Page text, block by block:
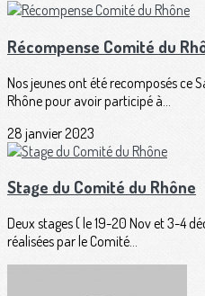
Récompense Comité du
Nos jeunes ont été recomposés ce
Rhône pour avoir participé à...
28 janvier 2023
Stage du Comité du Rhône
Deux stages ( le 19-20 Nov et 3-4
réalisées par le Comité...